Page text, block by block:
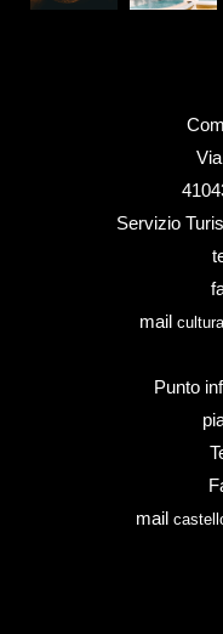
Servizio
mail
Punto
mail